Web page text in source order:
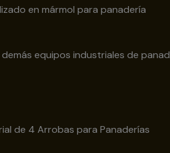
equipos industriales de